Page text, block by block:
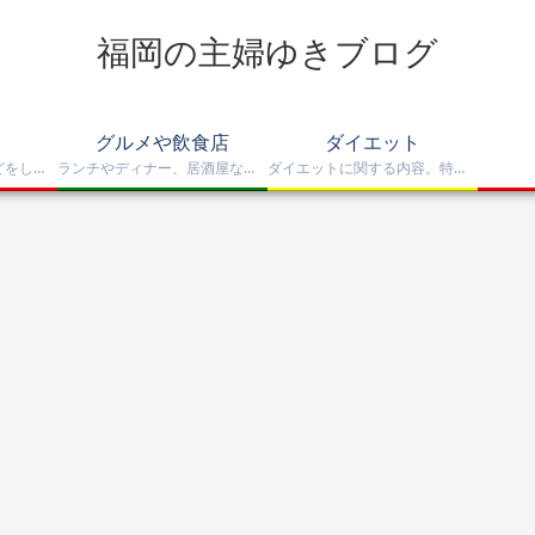
福岡の主婦ゆきブログ
子供たちとお出かけなどをした話
グルメや飲食店
ランチやディナー、居酒屋など飲食店や料理関連
ダイエット
ダイエットに関する内容。特に夫の件